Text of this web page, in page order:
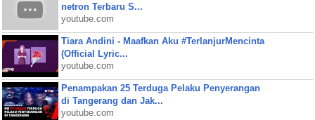
netron Terbaru S...
youtube.com
Tiara Andini - Maafkan Aku #TerlanjurMencinta
(Official Lyric...
youtube.com
Penampakan 25 Terduga Pelaku Penyerangan
di Tangerang dan Jak...
youtube.com